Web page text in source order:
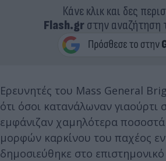
Κάνε κλικ και δες
Flash.grστην αναζήτηση
Ερευνητές του Mass General
ότι όσοι κατανάλωναν
εμφάνιζαν χαμηλότερα
μορφών καρκίνου του παχέος
δημοσιεύθηκε στο